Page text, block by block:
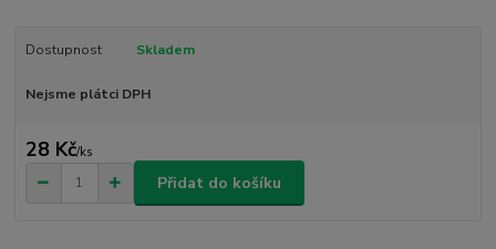
Dostupnost Skladem
Nejsme plátci DPH
28 Kč/ks
Přidat do košíku